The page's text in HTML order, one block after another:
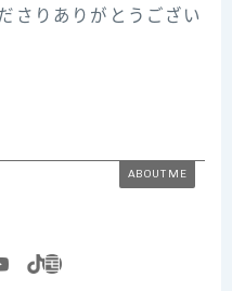
さりありがとうござい
ABOUT ME